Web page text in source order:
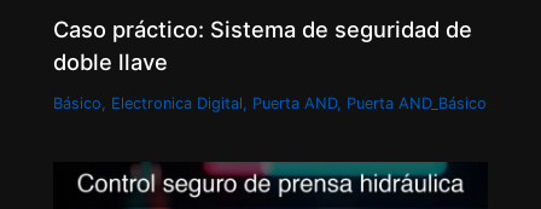
Caso práctico: Sistema de seguridad de
doble llave
Básico, Electronica Digital, Puerta AND, Puerta AND_Básico